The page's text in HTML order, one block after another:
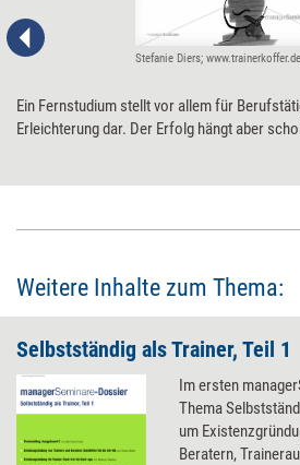
Stefanie Diers; www.trainerkoffer.de
Ein Fernstudium stellt vor allem für
Erleichterung dar. Der Erfolg hängt aber
Weitere Inhalte zum Thema:
Selbstständig als Trainer, Teil 1
Im ersten
Thema
um
Beratern,